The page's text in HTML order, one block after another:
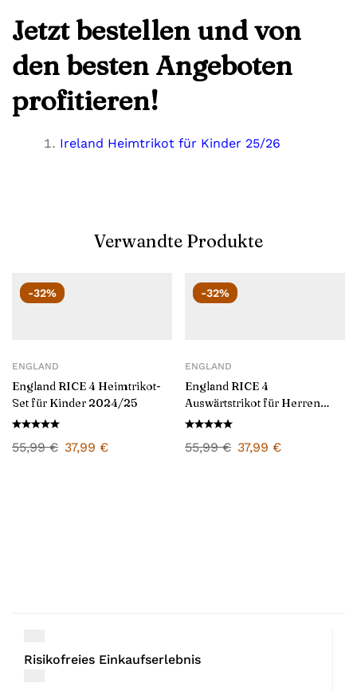
Jetzt bestellen und von
den besten Angeboten
profitieren!
Ireland Heimtrikot für Kinder 25/26
Verwandte Produkte
-32%
ENGLAND
England RICE 4 Heimtrikot-
Set für Kinder 2024/25
55,99€ 37,99 €
-32%
ENGLAND
England RICE 4
Auswärtstrikot für Herren
2024/25
55,99€ 37,99 €
Risikofreies Einkaufserlebnis